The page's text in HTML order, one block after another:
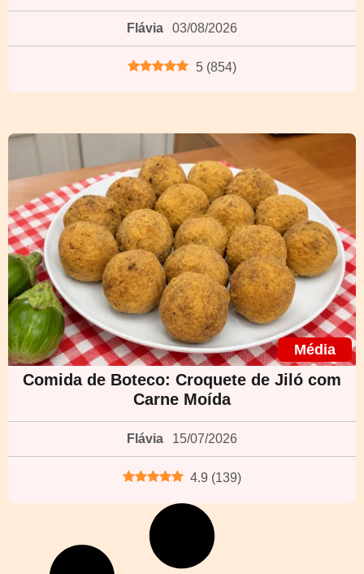
Flávia 03/08/2026
5 (854)
Média
Comida de Boteco: Croquete de Jiló com
Carne Moída
Flávia 15/07/2026
4.9 (139)